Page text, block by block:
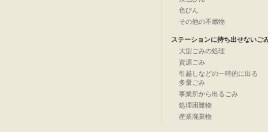
色びん
その他の不燃物
ステーションに持ち出せないご
大型ごみの処理
資源ごみ
引越しなどの一時的に出る
多量ごみ
事業所から出るごみ
処理困難物
産業廃棄物